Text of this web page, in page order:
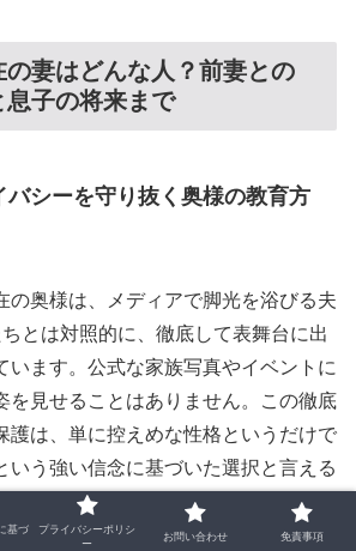
妻はどんな人？前妻との
子の将来まで
バシーを守り抜く奥様の教育方
の奥様は、メディアで脚光を浴びる夫
とは対照的に、徹底して表舞台に出
います。公式な家族写真やイベントに
を見せることはありません。この徹底
護は、単に控えめな性格というだけで
いう強い信念に基づいた選択と言える
基づ
プライバシーポリシ
ー
お問い合わせ 免責事項